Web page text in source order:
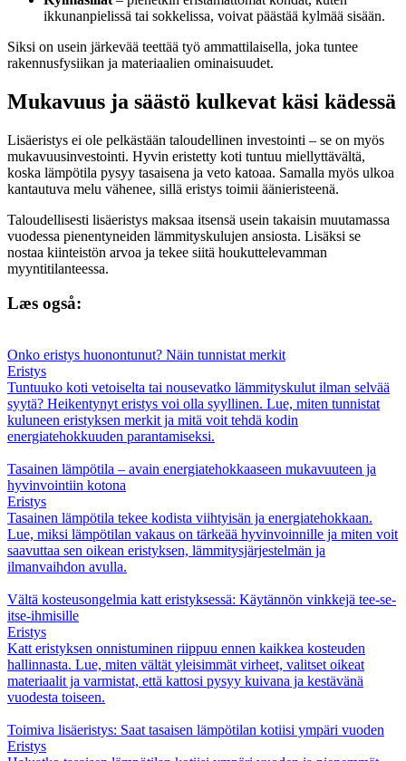
ikkunanpielissä tai sokkelissa, voivat päästää kylmää sisään.
Siksi on usein järkevää teettää työ ammattilaisella, joka tuntee
rakennusfysiikan ja materiaalien ominaisuudet.
Mukavuus ja säästö kulkevat käsi kädessä
Lisäeristys ei ole pelkästään taloudellinen investointi – se on myös
mukavuusinvestointi. Hyvin eristetty koti tuntuu miellyttävältä,
koska lämpötila pysyy tasaisena ja veto katoaa. Samalla myös ulkoa
kantautuva melu vähenee, sillä eristys toimii äänieristeenä.
Taloudellisesti lisäeristys maksaa itsensä usein takaisin muutamassa
vuodessa pienentyneiden lämmityskulujen ansiosta. Lisäksi se
nostaa kiinteistön arvoa ja tekee siitä houkuttelevamman
myyntitilanteessa.
Læs også:
Onko eristys huonontunut? Näin tunnistat merkit
Eristys
Tuntuuko koti vetoiselta tai nousevatko lämmityskulut ilman selvää
syytä? Heikentynyt eristys voi olla syyllinen. Lue, miten tunnistat
kuluneen eristyksen merkit ja mitä voit tehdä kodin
energiatehokkuuden parantamiseksi.
Tasainen lämpötila – avain energiatehokkaaseen mukavuuteen ja
hyvinvointiin kotona
Eristys
Tasainen lämpötila tekee kodista viihtyisän ja energiatehokkaan.
Lue, miksi lämpötilan vakaus on tärkeää hyvinvoinnille ja miten voit
saavuttaa sen oikean eristyksen, lämmitysjärjestelmän ja
ilmanvaihdon avulla.
Vältä kosteusongelmia katt eristyksessä: Käytännön vinkkejä tee-se-
itse‑ihmisille
Eristys
Katt eristyksen onnistuminen riippuu ennen kaikkea kosteuden
hallinnasta. Lue, miten vältät yleisimmät virheet, valitset oikeat
materiaalit ja varmistat, että kattosi pysyy kuivana ja kestävänä
vuodesta toiseen.
Toimiva lisäeristys: Saat tasaisen lämpötilan kotiisi ympäri vuoden
Eristys